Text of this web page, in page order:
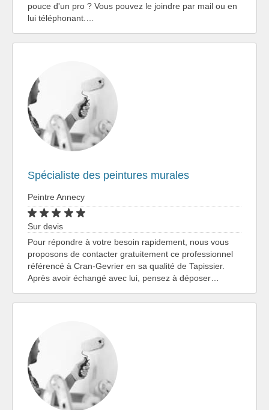
pouce d'un pro ? Vous pouvez le joindre par mail ou en
lui téléphonant.…
Spécialiste des peintures murales
Peintre Annecy
Sur devis
Pour répondre à votre besoin rapidement, nous vous
proposons de contacter gratuitement ce professionnel
référencé à Cran-Gevrier en sa qualité de Tapissier.
Après avoir échangé avec lui, pensez à déposer…